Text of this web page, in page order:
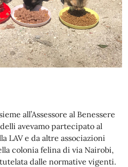
all’Assessore al Benessere
avevamo partecipato al
LAV e da altre associazioni
colonia felina di via Nairobi,
dalle normative vigenti.